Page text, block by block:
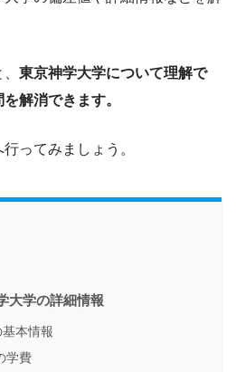
東京神学大学について理解で
解消できます。
ってみましょう。
大学の詳細情報
本情報
学費